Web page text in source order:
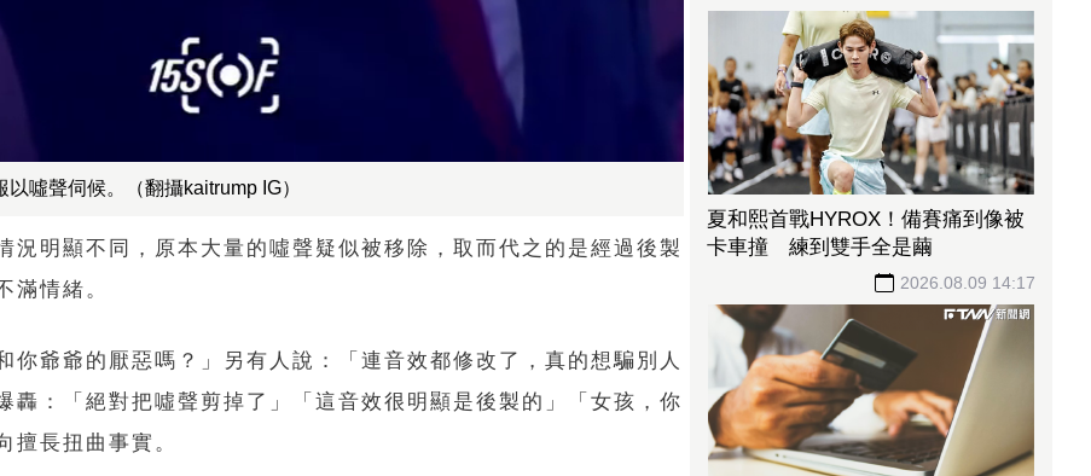
噓聲伺候。（翻攝kaitrump IG）
明顯不同，原本大量的噓聲疑似被移除，取而代之的是經過後製
滿情緒。
爺爺的厭惡嗎？」另有人說：「連音效都修改了，真的想騙別人
：「絕對把噓聲剪掉了」「這音效很明顯是後製的」「女孩，你
擅長扭曲事實。
夏和熙首戰HYROX！備賽痛到像被
卡車撞 練到雙手全是繭
2026.08.09 14:17